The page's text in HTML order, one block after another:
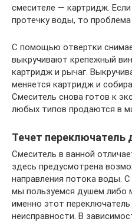
смесителе — картридж.
протечку воды, то проблема
С помощью отвертки
выкручивают крепежный
картридж и рычаг.
меняется картридж и
Смеситель снова готов к
любых типов продаются в
Течет переключатель
Смеситель в ванной
здесь предусмотрена
направления потока воды.
мы пользуемся душем либо
именно этот
неисправности. В